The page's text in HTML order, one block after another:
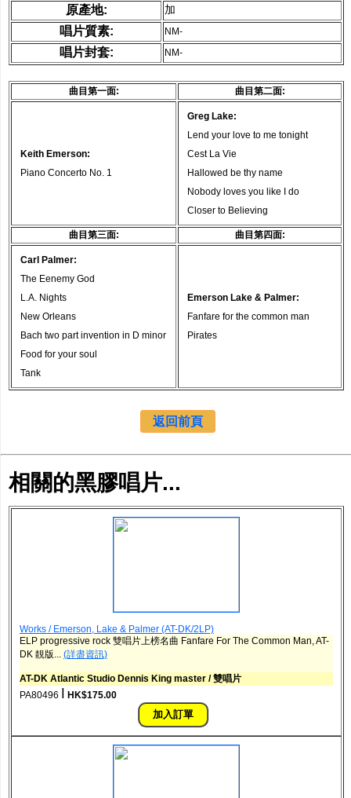
原產地: 加
唱片質素: NM-
唱片封套: NM-
曲目第一面: 曲目第二面:
Keith Emerson:
Piano Concerto No. 1
Greg Lake:
Lend your love to me tonight
Cest La Vie
Hallowed be thy name
Nobody loves you like I do
Closer to Believing
曲目第三面: 曲目第四面:
Carl Palmer:
The Eenemy God
L.A. Nights
New Orleans
Bach two part invention in D minor
Food for your soul
Tank
Emerson Lake & Palmer:
Fanfare for the common man
Pirates
返回前頁
相關的黑膠唱片...
Works / Emerson, Lake & Palmer (AT-DK/2LP)
ELP progressive rock 雙唱片上榜名曲 Fanfare For The Common Man, AT-
DK 靚版... (詳盡資訊)
AT-DK Atlantic Studio Dennis King master / 雙唱片
PA80496
HK$175.00